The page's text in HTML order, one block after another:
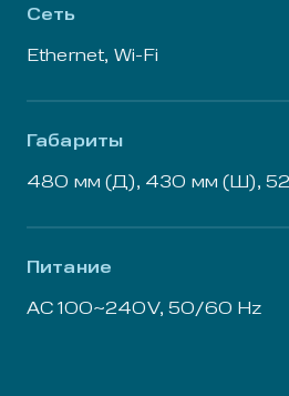
Сеть
Ethernet, Wi-Fi
Габариты
480 мм (Д), 430 мм (Ш),
Питание
AC 100~240V, 50/60 Hz